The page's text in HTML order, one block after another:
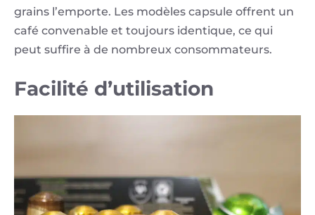
grains l’emporte. Les modèles capsule offrent un
café convenable et toujours identique, ce qui
peut suffire à de nombreux consommateurs.
Facilité d’utilisation